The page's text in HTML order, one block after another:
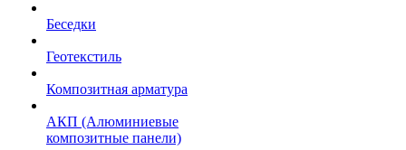
Беседки
Геотекстиль
Композитная арматура
АКП (Алюминиевые
композитные панели)